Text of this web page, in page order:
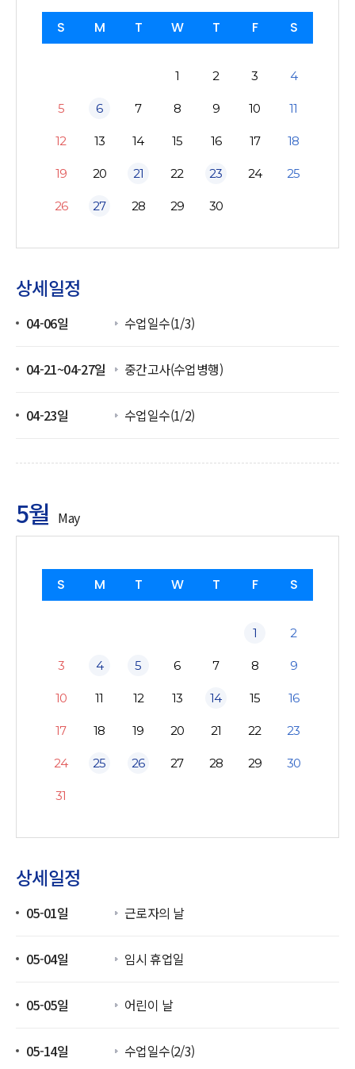
S M T W T F S
1 2 3 4
5 6 7 8 9 10 11
12 13 14 15 16 17 18
19 20 21 22 23 24 25
26 27 28 29 30
상세일정
04-06일 수업일수(1/3)
04-21~04-27일 중간고사(수업병행)
04-23일 수업일수(1/2)
5월 May
S M T W T F S
1 2
3 4 5 6 7 8 9
10 11 12 13 14 15 16
17 18 19 20 21 22 23
24 25 26 27 28 29 30
31
상세일정
05-01일 근로자의 날
05-04일 임시 휴업일
05-05일 어린이 날
05-14일 수업일수(2/3)